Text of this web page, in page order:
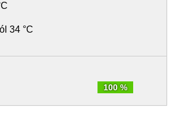
34 °C
100 %